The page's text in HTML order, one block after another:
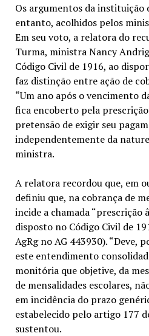
Os argumentos da instituição
entanto, acolhidos pelos
Em seu voto, a relatora do
Turma, ministra Nancy
Código Civil de 1916, ao
faz distinção entre ação de
“Um ano após o vencimento
fica encoberto pela
pretensão de exigir seu
independentemente da
ministra.
A relatora recordou que, em
definiu que, na cobrança de
incide a chamada “prescrição
disposto no Código Civil de
AgRg no AG 443930). “Deve,
este entendimento
monitória que objetive, da
de mensalidades escolares,
em incidência do prazo
estabelecido pelo artigo 177
sustentou.